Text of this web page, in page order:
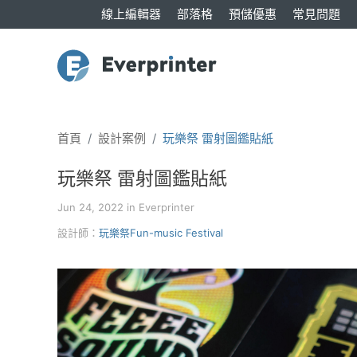
線上編輯器 部落格 預儲優惠 常見問題
首頁 設計案例 玩樂祭 雷射圖鑑貼紙
玩樂祭 雷射圖鑑貼紙
Jun 24, 2022 in Everprinter
設計師： 玩樂祭Fun-music Festival